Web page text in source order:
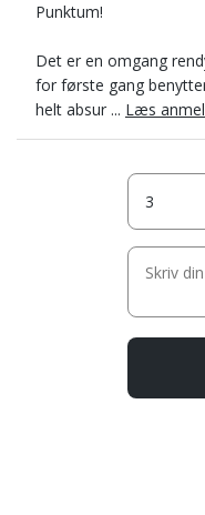
Punktum!
Det er en omgang
for første gang
helt absur ... Læs